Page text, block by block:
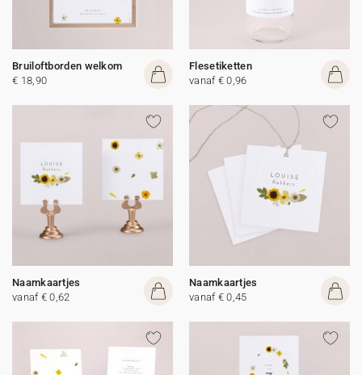
Bruiloftborden welkom
€ 18,90
Flesetiketten
vanaf € 0,96
Naamkaartjes
vanaf € 0,62
Naamkaartjes
vanaf € 0,45